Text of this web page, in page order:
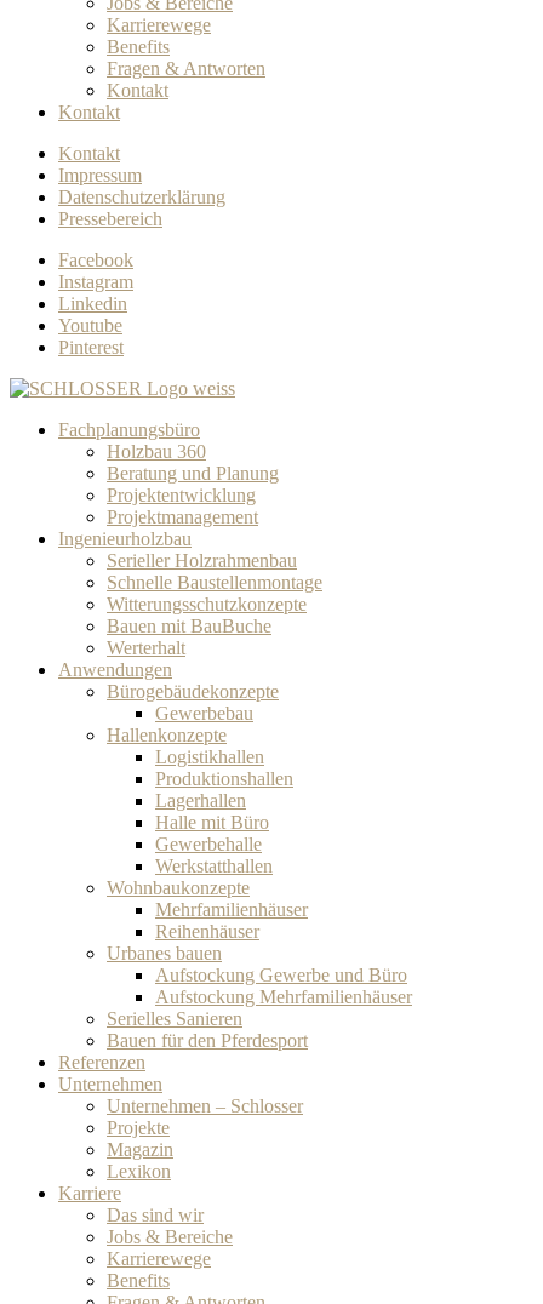
Karrierewege
Benefits
Fragen & Antworten
Kontakt
Kontakt
Kontakt
Impressum
Datenschutzerklärung
Pressebereich
Facebook
Instagram
Linkedin
Youtube
Pinterest
Fachplanungsbüro
Holzbau 360
Beratung und Planung
Projektentwicklung
Projektmanagement
Ingenieurholzbau
Serieller Holzrahmenbau
Schnelle Baustellenmontage
Witterungsschutzkonzepte
Bauen mit BauBuche
Werterhalt
Anwendungen
Bürogebäudekonzepte
Gewerbebau
Hallenkonzepte
Logistikhallen
Produktionshallen
Lagerhallen
Halle mit Büro
Gewerbehalle
Werkstatthallen
Wohnbaukonzepte
Mehrfamilienhäuser
Reihenhäuser
Urbanes bauen
Aufstockung Gewerbe und Büro
Aufstockung Mehrfamilienhäuser
Serielles Sanieren
Bauen für den Pferdesport
Referenzen
Unternehmen
Unternehmen – Schlosser
Projekte
Magazin
Lexikon
Karriere
Das sind wir
Jobs & Bereiche
Karrierewege
Benefits